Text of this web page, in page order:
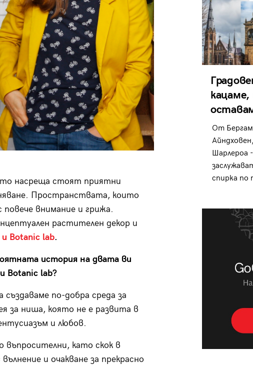
насреща стоят приятни
Пространствата, които
внимание и грижа.
растителен декор и
Botanic lab.
история на двата ви
Botanic lab?
по-добра среда за
за ниша, която не е развита в
и любов.
като скок в
и очакване за прекрасно
кацаме,
От
Шарлероа
спирка по